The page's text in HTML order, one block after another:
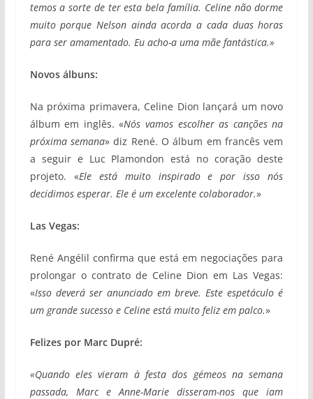
temos a sorte de ter esta bela família. Celine não dorme
muito porque Nelson ainda acorda a cada duas horas
para ser amamentado. Eu acho-a uma mãe fantástica.»
Novos álbuns:
Na próxima primavera, Celine Dion lançará um novo
álbum em inglês. «Nós vamos escolher as canções na
próxima semana» diz René. O álbum em francês vem
a seguir e Luc Plamondon está no coração deste
projeto. «Ele está muito inspirado e por isso nós
decidimos esperar. Ele é um excelente colaborador.»
Las Vegas:
René Angélil confirma que está em negociações para
prolongar o contrato de Celine Dion em Las Vegas:
«Isso deverá ser anunciado em breve. Este espetáculo é
um grande sucesso e Celine está muito feliz em palco.»
Felizes por Marc Dupré:
«Quando eles vieram à festa dos gémeos na semana
passada, Marc e Anne-Marie disseram-nos que iam